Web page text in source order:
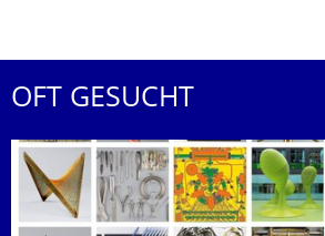
OFT GESUCHT